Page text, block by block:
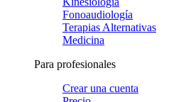
Fonoaudiología
Terapias Alternativas
Medicina
Para profesionales
Crear una cuenta